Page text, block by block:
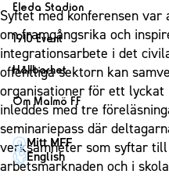
Damlaget
Spelare
Ledarstab
Skånecupen
Fotbollsskolan
Fotbollsnätverket
P19
F19
P17
F17
Nätverket
Klubbstolar
Partner dam
Eleda Stadion
Eleda Stadion
Erics Bar & Restaurang
Matchdag på Eleda Stadion
MFF-museet &
1910 Event
1910 Event
Fest & Event
Konferens
Möte
Mässa
Hållbarhet
Hållbarhet
Himmelsblå framtid – en
MFF i samhället
Laget för alla
Om Malmö FF
Om Malmö FF
Kontakt
Press och media
Mitt MFF
English
Syftet med konferensen
om framgångsrika och
integrationsarbete i det
offentliga sektorn kan
organisationer för ett lyckat
inleddes med tre
seminariepass där
verksamheter som syftar
arbetsmarknaden och i